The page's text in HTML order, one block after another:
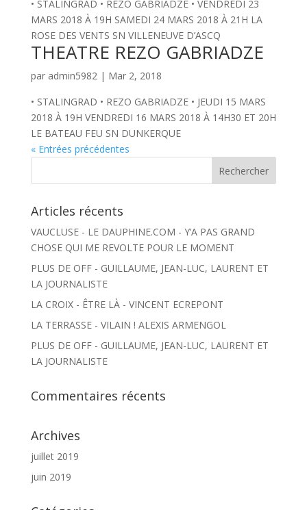
• STALINGRAD • REZO GABRIADZE • VENDREDI 23
MARS 2018 À 19H SAMEDI 24 MARS 2018 À 21H LA
ROSE DES VENTS SN VILLENEUVE D’ASCQ
THEATRE REZO GABRIADZE
par admin5982| Mar 2, 2018
• STALINGRAD • REZO GABRIADZE • JEUDI 15 MARS
2018 À 19H VENDREDI 16 MARS 2018 À 14H30 ET 20H
LE BATEAU FEU SN DUNKERQUE
« Entrées précédentes
Articles récents
VAUCLUSE - LE DAUPHINE.COM - Y’A PAS GRAND
CHOSE QUI ME REVOLTE POUR LE MOMENT
PLUS DE OFF - GUILLAUME, JEAN-LUC, LAURENT ET
LA JOURNALISTE
LA CROIX - ÊTRE LÀ - VINCENT ECREPONT
LA TERRASSE - VILAIN ! ALEXIS ARMENGOL
PLUS DE OFF - GUILLAUME, JEAN-LUC, LAURENT ET
LA JOURNALISTE
Commentaires récents
Archives
juillet 2019
juin 2019